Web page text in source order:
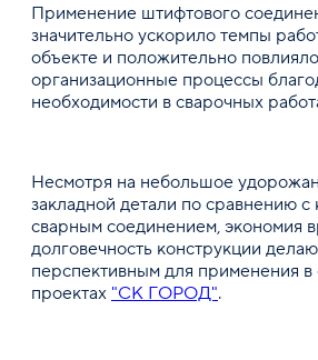
Применение штифтового
значительно ускорило темпы
объекте и положительно
организационные процессы
необходимости в сварочных
Несмотря на небольшое
закладной детали по сравнению с
сварным соединением, экономия
долговечность конструкции
перспективным для применения в
проектах "СК ГОРОД".